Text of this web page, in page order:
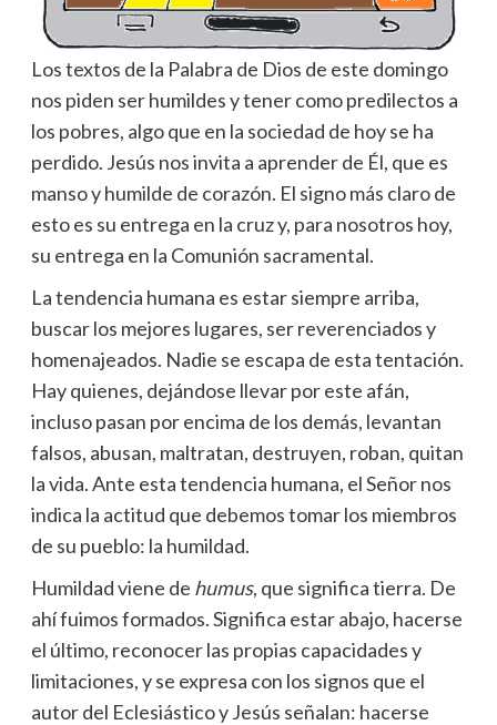
Los textos de la Palabra de Dios de este domingo
nos piden ser humildes y tener como predilectos a
los pobres, algo que en la sociedad de hoy se ha
perdido. Jesús nos invita a aprender de Él, que es
manso y humilde de corazón. El signo más claro de
esto es su entrega en la cruz y, para nosotros hoy,
su entrega en la Comunión sacramental.
La tendencia humana es estar siempre arriba,
buscar los mejores lugares, ser reverenciados y
homenajeados. Nadie se escapa de esta tentación.
Hay quienes, dejándose llevar por este afán,
incluso pasan por encima de los demás, levantan
falsos, abusan, maltratan, destruyen, roban, quitan
la vida. Ante esta tendencia humana, el Señor nos
indica la actitud que debemos tomar los miembros
de su pueblo: la humildad.
Humildad viene de humus, que significa tierra. De
ahí fuimos formados. Significa estar abajo, hacerse
el último, reconocer las propias capacidades y
limitaciones, y se expresa con los signos que el
autor del Eclesiástico y Jesús señalan: hacerse